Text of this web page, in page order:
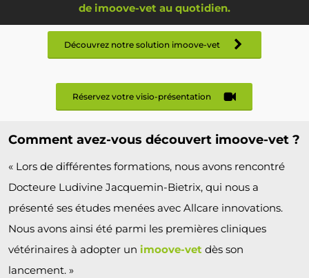
de imoove-vet au quotidien.
Découvrez notre solution imoove-vet
Réservez votre visio-présentation
Comment avez-vous découvert imoove-vet ?
« Lors de différentes formations, nous avons rencontré
Docteure Ludivine Jacquemin-Bietrix, qui nous a
présenté ses études menées avec Allcare innovations.
Nous avons ainsi été parmi les premières cliniques
vétérinaires à adopter unimoove-vet dès son
lancement. »